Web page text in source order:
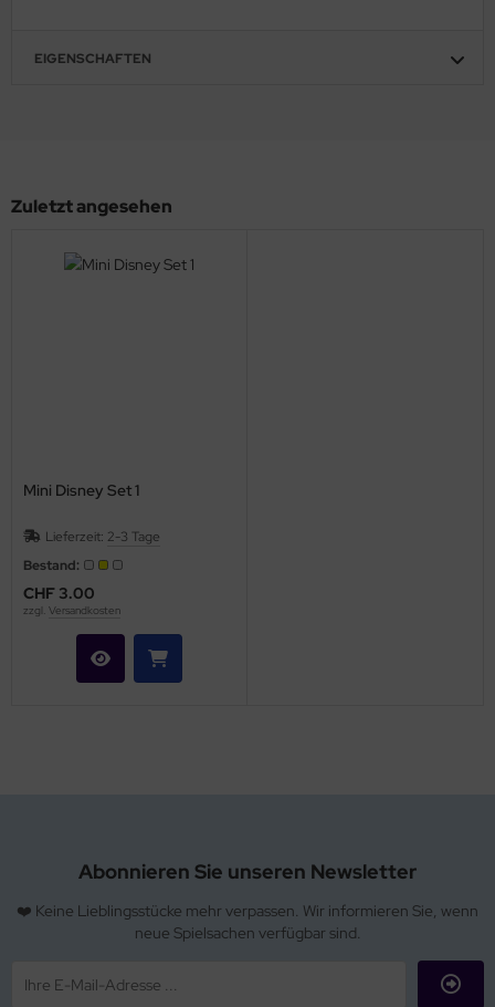
EIGENSCHAFTEN
Zuletzt angesehen
Mini Disney Set 1
Lieferzeit: 2-3 Tage
Bestand:
CHF 3.00
zzgl. Versandkosten
Abonnieren Sie unseren Newsletter
❤️ Keine Lieblingsstücke mehr verpassen. Wir informieren Sie, wenn
neue Spielsachen verfügbar sind.